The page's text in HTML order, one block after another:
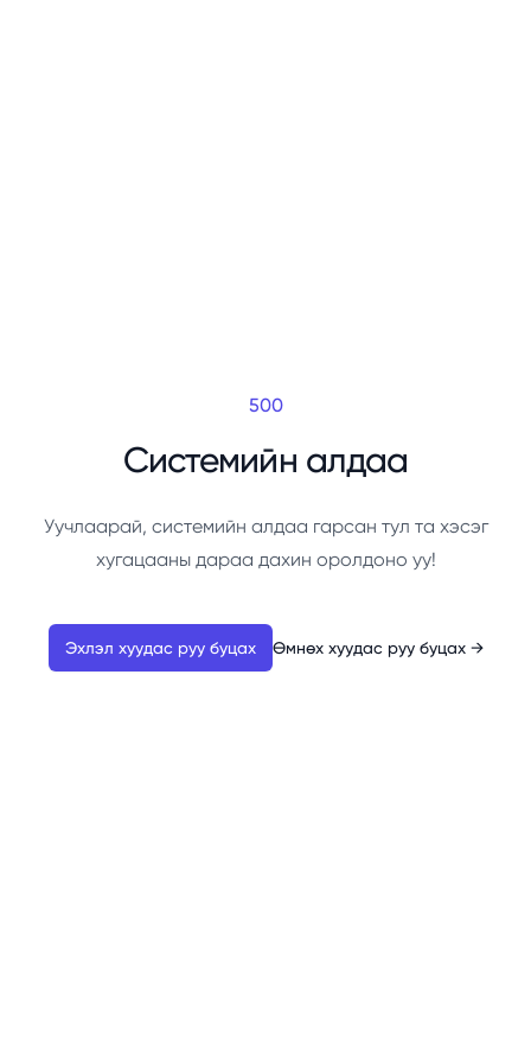
500
Системийн алдаа
Уучлаарай, системийн алдаа гарсан тул та хэсэг
хугацааны дараа дахин оролдоно уу!
Эхлэл хуудас руу буцах Өмнөх хуудас руу буцах →